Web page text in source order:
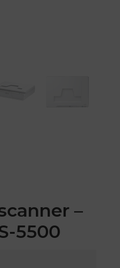
–
5500